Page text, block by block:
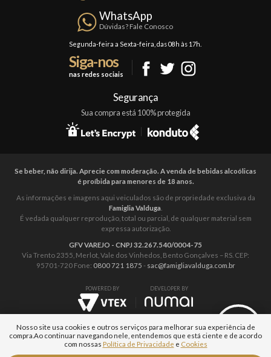
Trocas e Devoluções
Formas de Pagamento
WhatsApp
Dúvidas? Fale Conosco
Segunda-feira a Sexta-feira, das 08h às 17h.
Siga-nos
nas redes sociais
Segurança
Sua compra está 100% protegida
Se beber, não dirija. Aprecie com moderação. A venda de bebidas alcoólicas
é proíbida para menores de 18 anos.
As informações e imagens aqui veiculados são de propriedade exclusiva da
Famiglia Valduga
É vedada qualquer reprodução, total ou parcial, de qualquer material sem
expressa autorização.
GFV VAREJO - CNPJ 32.267.540/0004-75
Via Trento 2355, Merlot, Vale dos Vinhedos, Bento Gonçalves – RS. CEP:
95701-720 Fone: 0800 721 1875 - sac@famigliavalduga.com.br
POWERED BY DEVELOPER BY
Nosso site usa cookies e outros serviços para melhorar sua experiência de
compra. Ao continuar navegando nele, entendemos que está ciente e de acordo
com nossas Política de Privacidade e Cookies